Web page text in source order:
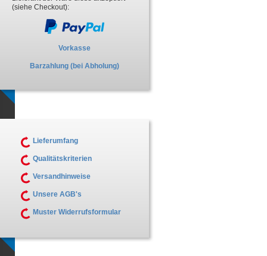
(siehe Checkout):
Vorkasse
Barzahlung (bei Abholung)
Lieferumfang
Qualitätskriterien
Versandhinweise
Unsere AGB's
Muster Widerrufsformular